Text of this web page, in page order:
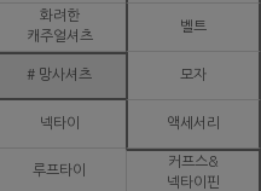
화려한
캐주얼셔츠
벨트
# 망사셔츠 모자
넥타이 액세서리
루프타이
커프스&
넥타이핀